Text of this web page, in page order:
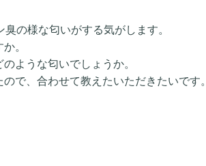
の様な匂いがする気がします。
。
ような匂いでしょうか。
で、合わせて教えたいただきたいです。